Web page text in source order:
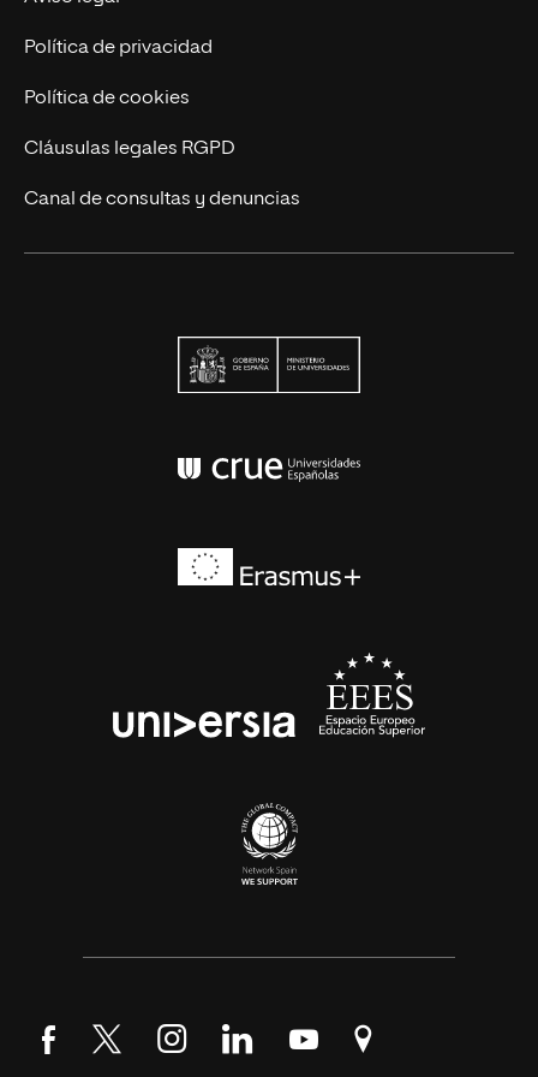
Contáctanos
Política de privacidad
Política de cookies
Cláusulas legales RGPD
Canal de consultas y denuncias
Síguenos en Facebook
Síguenos en Twitter
Síguenos en Instagram
Síguenos en LinkedIn
Síguenos en YouTube
Encuéntranos en